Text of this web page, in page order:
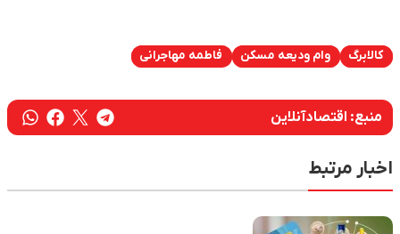
کالابرگ وام ودیعه مسکن فاطمه مهاجرانی
منبع: اقتصادآنلاین
اخبار مرتبط